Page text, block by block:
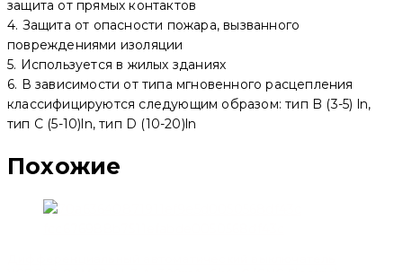
защита от прямых контактов
4. Защита от опасности пожара, вызванного
повреждениями изоляции
5. Используется в жилых зданиях
6. В зависимости от типа мгновенного расцепления
классифицируются следующим образом: тип B (3-5) ln,
тип C (5-10)ln, тип D (10-20)ln
Похожие